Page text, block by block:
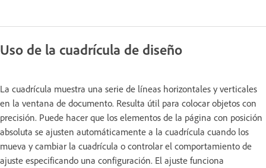
Uso de la cuadrícula de diseño
La cuadrícula muestra una serie de líneas horizontales y verticales
en la ventana de documento. Resulta útil para colocar objetos con
precisión. Puede hacer que los elementos de la página con posición
absoluta se ajusten automáticamente a la cuadrícula cuando los
mueva y cambiar la cuadrícula o controlar el comportamiento de
ajuste especificando una configuración. El ajuste funciona